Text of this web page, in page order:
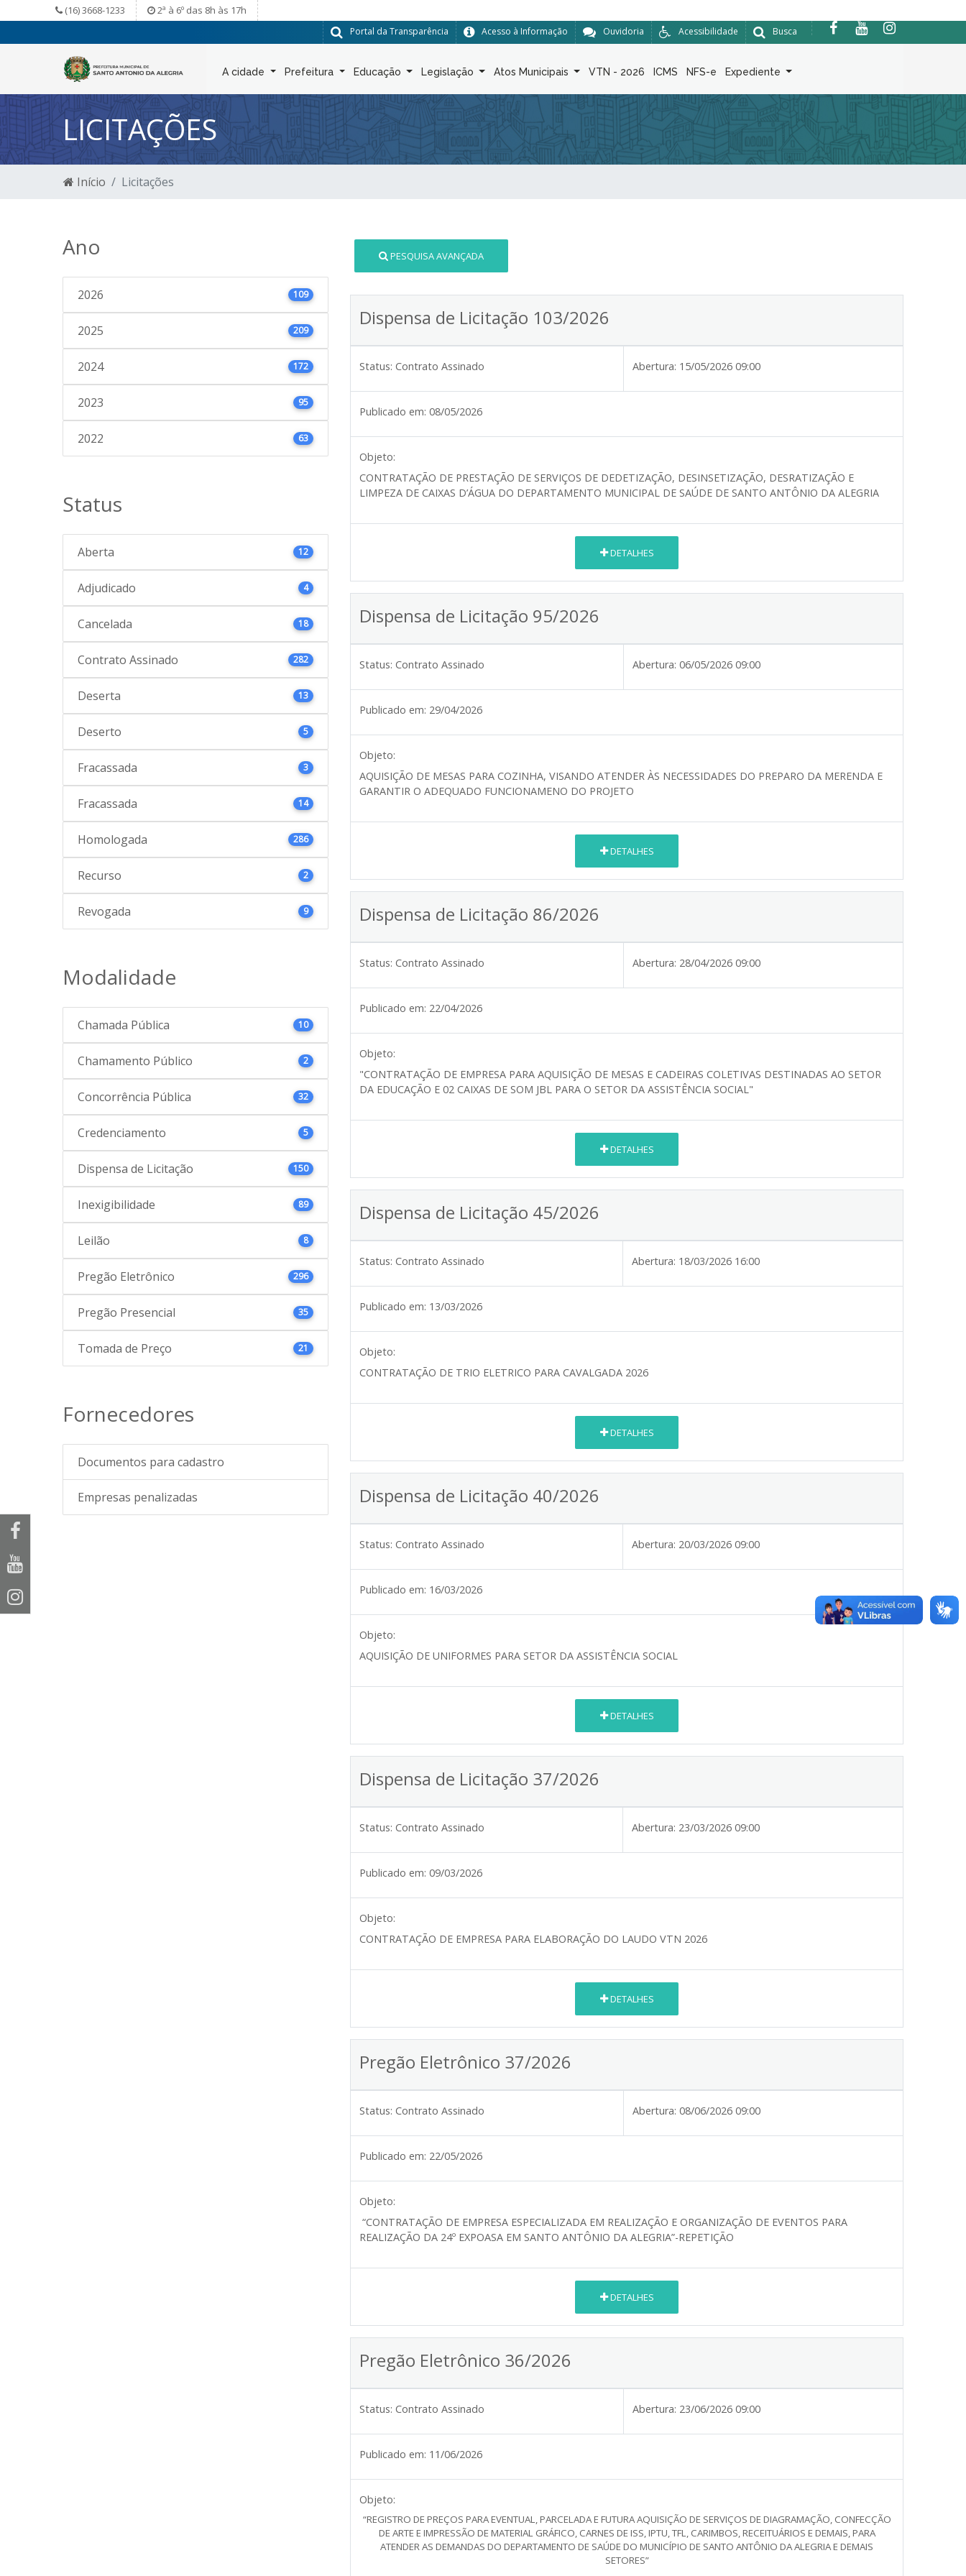
(16) 3668-1233 2ª à 6º das 8h às 17h
Busca
Acessibilidade
Ouvidoria
Acesso à Informação
Portal da Transparência
A cidade Prefeitura Educação Legislação Atos Municipais VTN - 2026 ICMS NFS-e Expediente
LICITAÇÕES
Início Licitações
Ano
2026 109
2025 209
2024 172
2023 95
2022 63
Status
Aberta 12
Adjudicado 4
Cancelada 18
Contrato Assinado 282
Deserta 13
Deserto 5
Fracassada 3
Fracassada 14
Homologada 286
Recurso 2
Revogada 9
Modalidade
Chamada Pública 10
Chamamento Público 2
Concorrência Pública 32
Credenciamento 5
Dispensa de Licitação 150
Inexigibilidade 89
Leilão 8
Pregão Eletrônico 296
Pregão Presencial 35
Tomada de Preço 21
Fornecedores
Documentos para cadastro
Empresas penalizadas
PESQUISA AVANÇADA
Dispensa de Licitação 103/2026
Status: Contrato Assinado Abertura: 15/05/2026 09:00
Publicado em: 08/05/2026
Objeto:
CONTRATAÇÃO DE PRESTAÇÃO DE SERVIÇOS DE DEDETIZAÇÃO, DESINSETIZAÇÃO, DESRATIZAÇÃO E
LIMPEZA DE CAIXAS D’ÁGUA DO DEPARTAMENTO MUNICIPAL DE SAÚDE DE SANTO ANTÔNIO DA ALEGRIA
DETALHES
Dispensa de Licitação 95/2026
Status: Contrato Assinado Abertura: 06/05/2026 09:00
Publicado em: 29/04/2026
Objeto:
AQUISIÇÃO DE MESAS PARA COZINHA, VISANDO ATENDER ÀS NECESSIDADES DO PREPARO DA MERENDA E
GARANTIR O ADEQUADO FUNCIONAMENO DO PROJETO
DETALHES
Dispensa de Licitação 86/2026
Status: Contrato Assinado Abertura: 28/04/2026 09:00
Publicado em: 22/04/2026
Objeto:
"CONTRATAÇÃO DE EMPRESA PARA AQUISIÇÃO DE MESAS E CADEIRAS COLETIVAS DESTINADAS AO SETOR
DA EDUCAÇÃO E 02 CAIXAS DE SOM JBL PARA O SETOR DA ASSISTÊNCIA SOCIAL"
DETALHES
Dispensa de Licitação 45/2026
Status: Contrato Assinado Abertura: 18/03/2026 16:00
Publicado em: 13/03/2026
Objeto:
CONTRATAÇÃO DE TRIO ELETRICO PARA CAVALGADA 2026
DETALHES
Dispensa de Licitação 40/2026
Status: Contrato Assinado Abertura: 20/03/2026 09:00
Publicado em: 16/03/2026
Objeto:
AQUISIÇÃO DE UNIFORMES PARA SETOR DA ASSISTÊNCIA SOCIAL
DETALHES
Dispensa de Licitação 37/2026
Status: Contrato Assinado Abertura: 23/03/2026 09:00
Publicado em: 09/03/2026
Objeto:
CONTRATAÇÃO DE EMPRESA PARA ELABORAÇÃO DO LAUDO VTN 2026
DETALHES
Pregão Eletrônico 37/2026
Status: Contrato Assinado Abertura: 08/06/2026 09:00
Publicado em: 22/05/2026
Objeto:
“CONTRATAÇÃO DE EMPRESA ESPECIALIZADA EM REALIZAÇÃO E ORGANIZAÇÃO DE EVENTOS PARA
REALIZAÇÃO DA 24º EXPOASA EM SANTO ANTÔNIO DA ALEGRIA”-REPETIÇÃO
DETALHES
Pregão Eletrônico 36/2026
Status: Contrato Assinado Abertura: 23/06/2026 09:00
Publicado em: 11/06/2026
Objeto:
“REGISTRO DE PREÇOS PARA EVENTUAL, PARCELADA E FUTURA AQUISIÇÃO DE SERVIÇOS DE DIAGRAMAÇÃO, CONFECÇÃO
DE ARTE E IMPRESSÃO DE MATERIAL GRÁFICO, CARNES DE ISS, IPTU, TFL, CARIMBOS, RECEITUÁRIOS E DEMAIS, PARA
ATENDER AS DEMANDAS DO DEPARTAMENTO DE SAÚDE DO MUNICÍPIO DE SANTO ANTÔNIO DA ALEGRIA E DEMAIS
SETORES”